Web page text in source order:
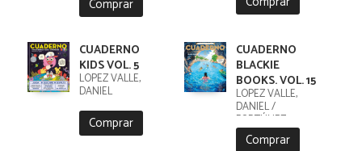
Comprar
CUADERNO
KIDS VOL. 5
LÓPEZ VALLE,
DANIEL
Comprar
CUADERNO
BLACKIE
BOOKS. VOL. 15
LÓPEZ VALLE,
DANIEL /
FORTÚNEZ,
CRISTOBAL
Comprar